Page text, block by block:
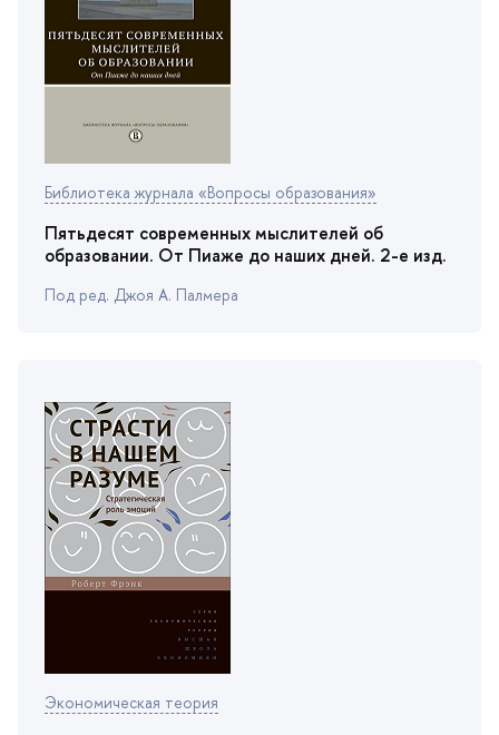
Библиотека журнала «Вопросы образования»
Пятьдесят современных мыслителей о
образовании. От Пиаже до наших дней. 2-е изд.
Под ред. Джоя А. Палмера
Экономическая теория